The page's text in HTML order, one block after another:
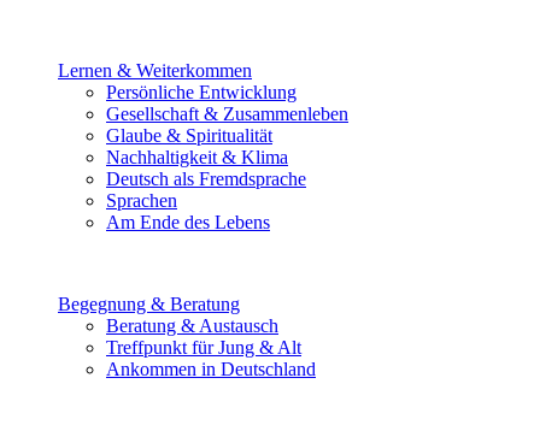
Lernen & Weiterkommen
Persönliche Entwicklung
Gesellschaft & Zusammenleben
Glaube & Spiritualität
Nachhaltigkeit & Klima
Deutsch als Fremdsprache
Sprachen
Am Ende des Lebens
Begegnung & Beratung
Beratung & Austausch
Treffpunkt für Jung & Alt
Ankommen in Deutschland